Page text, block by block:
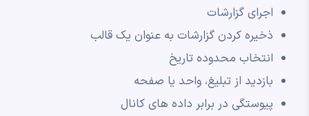
اجرای گزارشات
ذخیره کردن گزارشات به عنوان یک قالب
انتخاب محدوده تاریخ
بازدید از تبلیغ، واحد یا صفحه
پیوستگی در برابر داده های کانال